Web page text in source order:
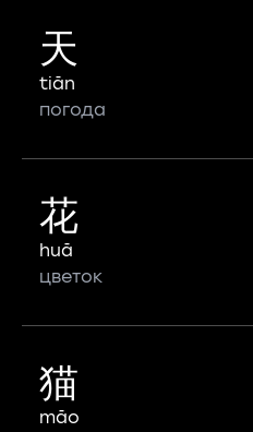
天
tiān
погода
花
huā
цветок
猫
māo